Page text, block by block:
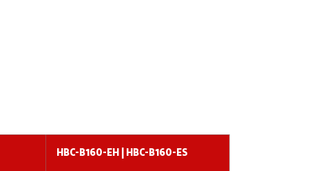
HBC-B160-EH | HBC-B160-ES